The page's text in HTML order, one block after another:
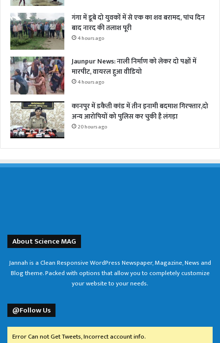
गंगा में डूबे दो युवकों में से एक का शव बरामद, पांच दिन
बाद नारद की तलाश पूरी
4 hours ago
Jaunpur News: नाली निर्माण को लेकर दो पक्षों में
मारपीट, वायरल हुआ वीडियो
4 hours ago
कानपुर में डकैती कांड में तीन इनामी बदमाश गिरफ्तार,दो
अन्य आरोपियों को पुलिस कर चुकी है लंगड़ा
20 hours ago
About Science MAG
Jannah is a Clean Responsive WordPress Newspaper, Magazine, News and
Blog theme. Packed with options that allow you to completely customize
your website to your needs.
@Follow Us
Error Can not Get Tweets, Incorrect account info.